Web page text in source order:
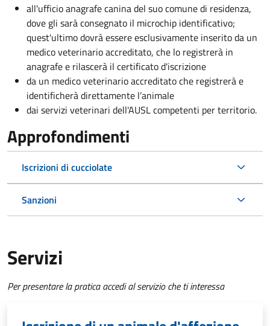
all'ufficio anagrafe canina del suo comune di residenza,
dove gli sarà consegnato il microchip identificativo;
quest'ultimo dovrà essere esclusivamente inserito da un
medico veterinario accreditato, che lo registrerà in
anagrafe e rilascerà il certificato d'iscrizione
da un medico veterinario accreditato che registrerà e
identificherà direttamente l’animale
dai servizi veterinari dell'AUSL competenti per territorio.
Approfondimenti
Iscrizioni di cucciolate
Sanzioni
Servizi
Per presentare la pratica accedi al servizio che ti interessa